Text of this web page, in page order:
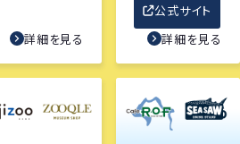
詳細を見る
公式サイト
詳細を見る